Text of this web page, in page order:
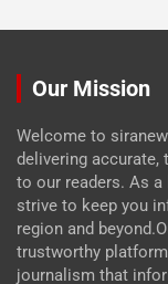
Our Mission
Welcome to
delivering accurate,
to our readers. As a
strive to keep you
region and
trustworthy
journalism that